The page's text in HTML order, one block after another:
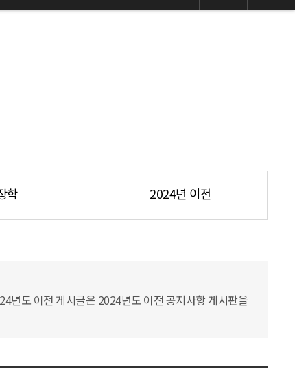
학 2024년 이전
년도 이전 게시글은 2024년도 이전 공지사항 게시판을